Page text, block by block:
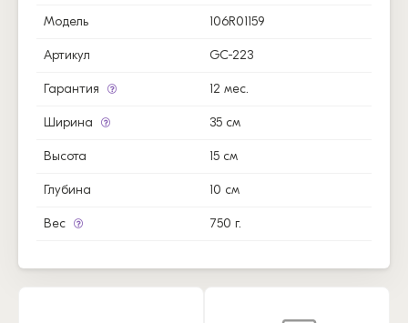
Модель 106R01159
Артикул GC-223
Гарантия 12 мес.
Ширина 35 см
Высота 15 см
Глубина 10 см
Вес 750 г.